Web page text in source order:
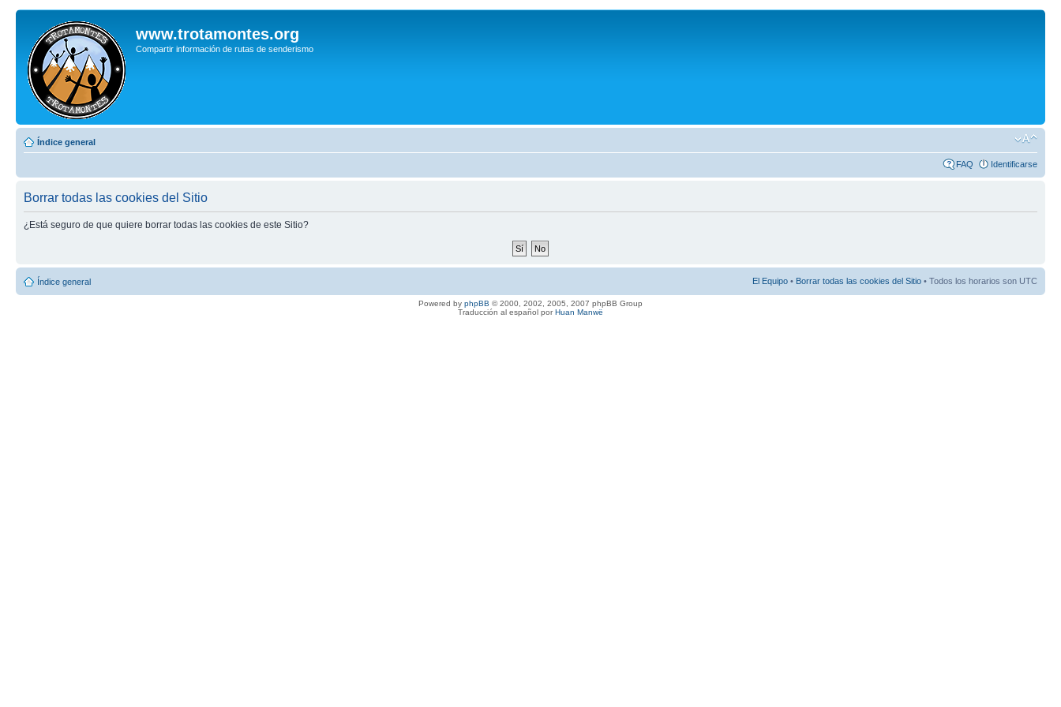
www.trotamontes.org
Compartir información de rutas de senderismo
Índice general
FAQ Identificarse
Borrar todas las cookies del Sitio
¿Está seguro de que quiere borrar todas las cookies de este Sitio?
Índice general El Equipo • Borrar todas las cookies del Sitio • Todos los horarios son UTC
Powered by phpBB © 2000, 2002, 2005, 2007 phpBB Group
Traducción al español porHuan Manwë